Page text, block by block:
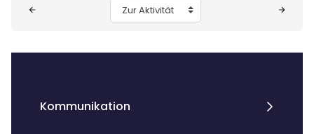
Zur Aktivität
Kommunikation